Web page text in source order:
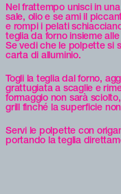
Nel frattempo unisci in
sale, olio e se ami il
e rompi i pelati
teglia da forno insieme
Se vedi che le polpette si
carta di alluminio.
Togli la teglia dal forno,
grattugiata a scaglie e
formaggio non sarà
grill finché la superficie
Servi le polpette con
portando la teglia